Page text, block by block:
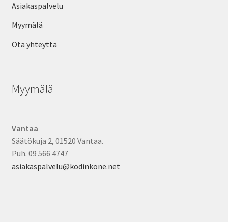
Asiakaspalvelu
Myymälä
Ota yhteyttä
Myymälä
Vantaa
Säätökuja 2, 01520 Vantaa.
Puh. 09 566 4747
asiakaspalvelu@kodinkone.net